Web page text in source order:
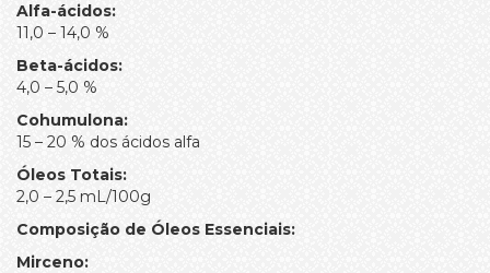
Alfa-ácidos:
11,0 – 14,0 %
Beta-ácidos:
4,0 – 5,0 %
Cohumulona:
15 – 20 % dos ácidos alfa
Óleos Totais:
2,0 – 2,5 mL/100g
Composição de Óleos Essenciais:
Mirceno: